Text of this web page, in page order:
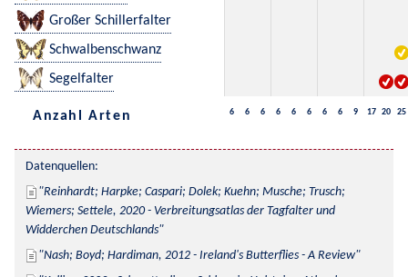
Großer Schillerfalter
Schwalbenschwanz
Segelfalter
Anzahl Arten 6 6 6 6 6 6 6 6 9 17 20 25
Datenquellen:
Reinhardt; Harpke; Caspari; Dolek; Kuehn; Musche; Trusch;
Wiemers; Settele, 2020 - Verbreitungsatlas der Tagfalter und
Widderchen Deutschlands
Nash; Boyd; Hardiman, 2012 - Ireland's Butterflies - A Review